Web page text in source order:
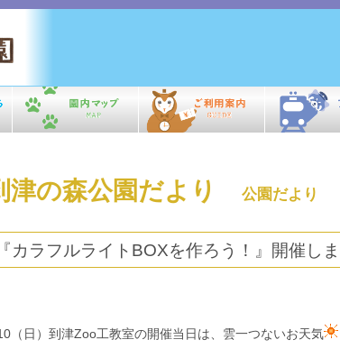
津の森公園だより 公園だより
カラフルライトBOXを作ろう！』開催しま
（日）到津Zoo工教室の開催当日は、雲一つないお天気